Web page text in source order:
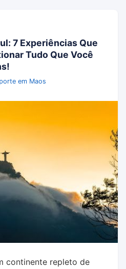
7 Experiências Que
Tudo Que Você
em Maos
continente repleto de